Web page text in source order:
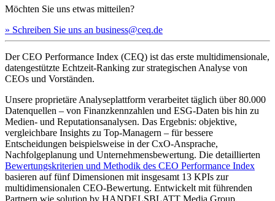
Möchten Sie uns etwas mitteilen?
» Schreiben Sie uns an business@ceq.de
Der CEO Performance Index (CEQ) ist das erste multidimensionale,
datengestützte Echtzeit-Ranking zur strategischen Analyse von
CEOs und Vorständen.
Unsere proprietäre Analyseplattform verarbeitet täglich über 80.000
Datenquellen – von Finanzkennzahlen und ESG-Daten bis hin zu
Medien- und Reputationsanalysen. Das Ergebnis: objektive,
vergleichbare Insights zu Top-Managern – für bessere
Entscheidungen beispielsweise in der CxO-Ansprache,
Nachfolgeplanung und Unternehmensbewertung. Die detaillierten
Bewertungskriterien und Methodik des CEO Performance Index
basieren auf fünf Dimensionen mit insgesamt 13 KPIs zur
multidimensionalen CEO-Bewertung. Entwickelt mit führenden
Partnern wie solution by HANDELSBLATT Media Group,